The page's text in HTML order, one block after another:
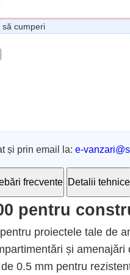
să cumperi
și prin email la: e-
frecvente Detalii tehnice
pentru
pentru proiectele tale de
și amenajări
0.5 mm pentru